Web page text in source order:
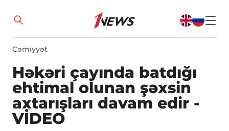
Cəmiyyət
Həkəri çayında batdığı
ehtimal olunan şəxsin
axtarışları davam edir -
VİDEO